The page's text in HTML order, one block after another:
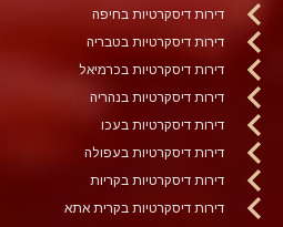
דירות דיסקרטיות בחיפה
דירות דיסקרטיות בטבריה
דירות דיסקרטיות בכרמיאל
דירות דיסקרטיות בנהריה
דירות דיסקרטיות בעכו
דירות דיסקרטיות בעפולה
דירות דיסקרטיות בקריות
דירות דיסקרטיות בקרית אתא